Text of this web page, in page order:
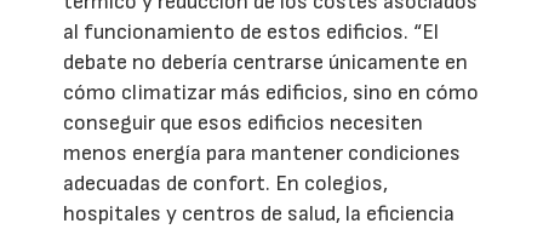
al funcionamiento de estos edificios. “El
debate no debería centrarse únicamente en
cómo climatizar más edificios, sino en cómo
conseguir que esos edificios necesiten
menos energía para mantener condiciones
adecuadas de confort. En colegios,
hospitales y centros de salud, la eficiencia